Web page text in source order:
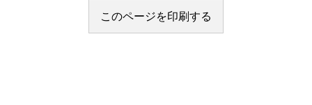
このページを印刷する